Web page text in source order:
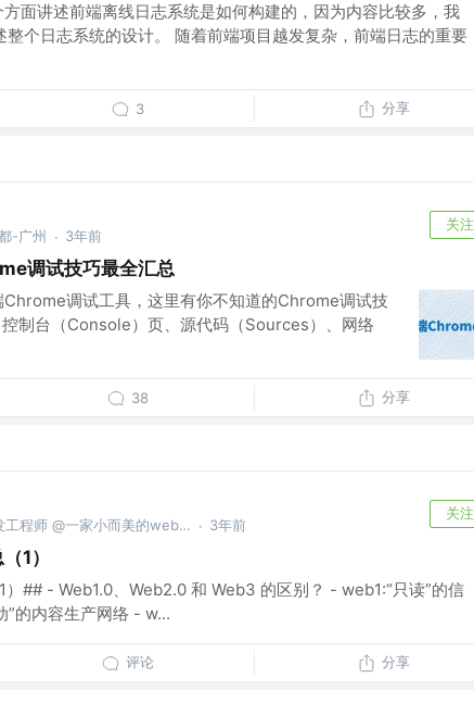
面讲述前端离线日志系统是如何构建的，因为内容比较多，我
个日志系统的设计。 随着前端项目越发复杂，前端日志的重要
3 分享
-广州 · 3年前
关注
调试技巧最全汇总
调试工具，这里有你不知道的Chrome调试技
制台（Console）页、​源代码（Sources）、网络
38 分享
web3从业爱好者，前端开发工程师 @一家小而美的web3公司 · 3年前
关注
1）
## - Web1.0、Web2.0 和 Web3 的区别？ - web1:“只读”的信
的内容生产网络 - w...
评论 分享